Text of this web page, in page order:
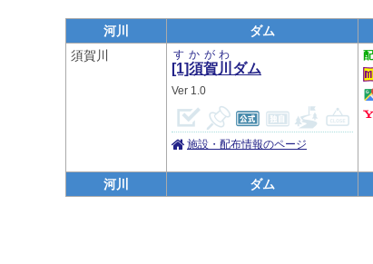
河川 ダム
須賀川
[1]須賀川
すかがわ
ダム
1.0
施設・配布情報のページ
河川 ダム